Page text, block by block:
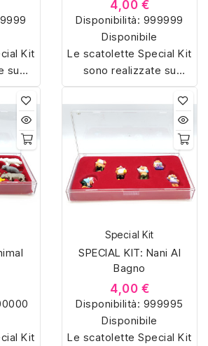
Kit
su
di
un
in
e
4,00 €
Disponibilità: 999999
Disponibile
Le scatolette Special Kit
sono realizzate su
misura con materiali di
alta qualità, hanno un
interno sagomato in
vellutino rosso e offrono
soluzioni eleganti e
pratiche per organizzare
e mostrare la tua
collezione di sorpresine.
Kit
Special Kit
SPECIAL KIT: Nani Al
Bagno
4,00 €
Disponibilità: 999995
Disponibile
Le scatolette Special Kit